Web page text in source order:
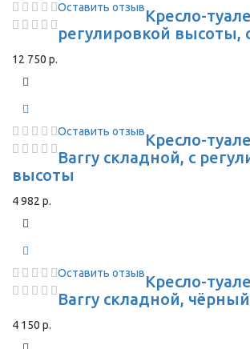
Оставить отзывКресло-
регулировкой высоты,
12 750 р.
Оставить отзывКресло-
Barry складной, с
высоты
4 982 р.
Оставить отзывКресло-
Barry складной, чёрный
4 150 р.